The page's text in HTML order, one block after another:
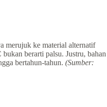
merujuk ke material alternatif
berarti palsu. Justru, bahan
bertahun-tahun. (Sumber: